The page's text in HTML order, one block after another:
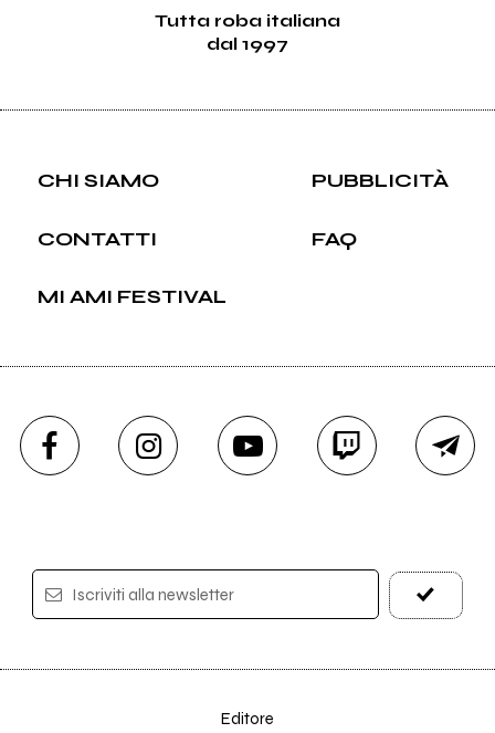
Tutta roba italiana
dal 1997
CHI SIAMO PUBBLICITÀ
CONTATTI FAQ
MI AMI FESTIVAL
Iscriviti alla newsletter
Editore